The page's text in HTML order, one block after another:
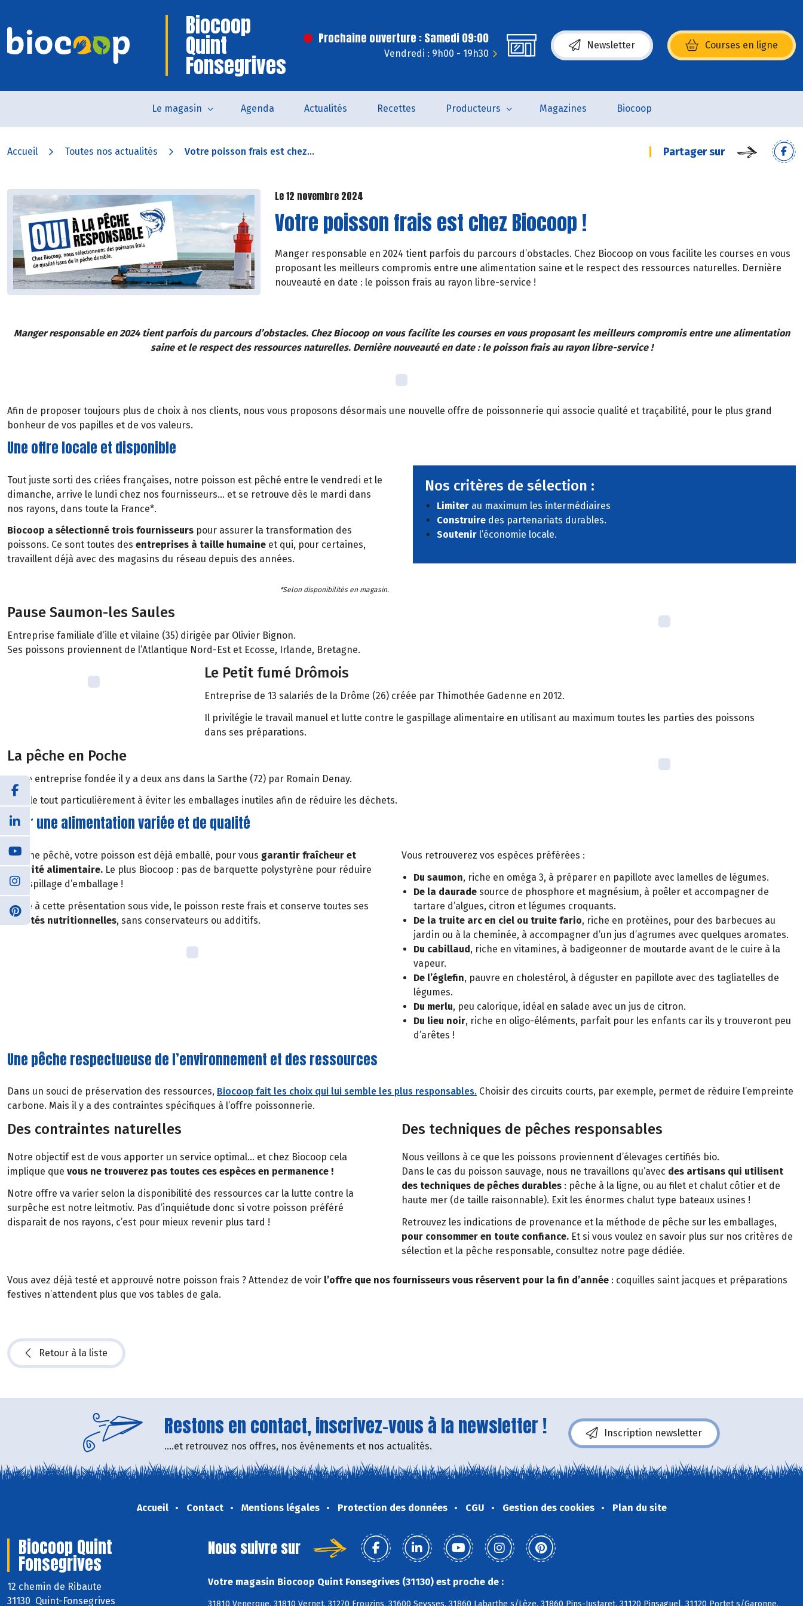
Biocoop
Quint
Fonsegrives
Prochaine ouverture : Samedi 09:00
Vendredi : 9h00 - 19h30
Newsletter Courses en ligne
(s’ouvre dans une nouvelle fenêtre)
Le magasin Agenda Actualités Recettes Producteurs Magazines Biocoop
Accueil Toutes nos actualités Votre poisson frais est chez... Partager sur
Le 12 novembre 2024
Votre poisson frais est chez Biocoop !
Manger responsable en 2024 tient parfois du parcours d’obstacles. Chez Biocoop on vous facilite les courses en vous
proposant les meilleurs compromis entre une alimentation saine et le respect des ressources naturelles. Dernière
nouveauté en date : le poisson frais au rayon libre-service !
Manger responsable en 2024 tient parfois du parcours d’obstacles. Chez Biocoop on vous facilite les courses en vous proposant les meilleurs compromis entre une alimentation
saine et le respect des ressources naturelles. Dernière nouveauté en date : le poisson frais au rayon libre-service !
Afin de proposer toujours plus de choix à nos clients, nous vous proposons désormais une nouvelle offre de poissonnerie qui associe qualité et traçabilité, pour le plus grand
bonheur de vos papilles et de vos valeurs.
Une offre locale et disponible
Tout juste sorti des criées françaises, notre poisson est pêché entre le vendredi et le
dimanche, arrive le lundi chez nos fournisseurs… et se retrouve dès le mardi dans
nos rayons, dans toute la France*.
Biocoop a sélectionné trois fournisseurs pour assurer la transformation des
poissons. Ce sont toutes des entreprises à taille humaine et qui, pour certaines,
travaillent déjà avec des magasins du réseau depuis des années.
*Selon disponibilités en magasin.
Nos critères de sélection :
Limiter au maximum les intermédiaires
Construire des partenariats durables.
Soutenir l’économie locale.
Pause Saumon-les Saules
Entreprise familiale d’ille et vilaine (35) dirigée par Olivier Bignon.
Ses poissons proviennent de l’Atlantique Nord-Est et Ecosse, Irlande, Bretagne.
Le Petit fumé Drômois
Entreprise de 13 salariés de la Drôme (26) créée par Thimothée Gadenne en 2012.
Il privilégie le travail manuel et lutte contre le gaspillage alimentaire en utilisant au maximum toutes les parties des poissons
dans ses préparations.
La pêche en Poche
Jeune entreprise fondée il y a deux ans dans la Sarthe (72) par Romain Denay.
Il veille tout particulièrement à éviter les emballages inutiles afin de réduire les déchets.
Pour une alimentation variée et de qualité
À peine pêché, votre poisson est déjà emballé, pour vous garantir fraîcheur et
sécurité alimentaire. Le plus Biocoop : pas de barquette polystyrène pour réduire
le gaspillage d’emballage !
Grâce à cette présentation sous vide, le poisson reste frais et conserve toutes ses
qualités nutritionnelles, sans conservateurs ou additifs.
Vous retrouverez vos espèces préférées :
Du saumon, riche en oméga 3, à préparer en papillote avec lamelles de légumes.
De la daurade source de phosphore et magnésium, à poêler et accompagner de
tartare d’algues, citron et légumes croquants.
De la truite arc en ciel ou truite fario, riche en protéines, pour des barbecues au
jardin ou à la cheminée, à accompagner d’un jus d’agrumes avec quelques aromates.
Du cabillaud, riche en vitamines, à badigeonner de moutarde avant de le cuire à la
vapeur.
De l’églefin, pauvre en cholestérol, à déguster en papillote avec des tagliatelles de
légumes.
Du merlu, peu calorique, idéal en salade avec un jus de citron.
Du lieu noir, riche en oligo-éléments, parfait pour les enfants car ils y trouveront peu
d’arêtes !
Une pêche respectueuse de l’environnement et des ressources
Dans un souci de préservation des ressources, Biocoop fait les choix qui lui semble les plus responsables. Choisir des circuits courts, par exemple, permet de réduire l’empreinte
carbone. Mais il y a des contraintes spécifiques à l’offre poissonnerie.
Des contraintes naturelles
Notre objectif est de vous apporter un service optimal… et chez Biocoop cela
implique que vous ne trouverez pas toutes ces espèces en permanence !
Notre offre va varier selon la disponibilité des ressources car la lutte contre la
surpêche est notre leitmotiv. Pas d’inquiétude donc si votre poisson préféré
disparait de nos rayons, c’est pour mieux revenir plus tard !
Des techniques de pêches responsables
Nous veillons à ce que les poissons proviennent d’élevages certifiés bio.
Dans le cas du poisson sauvage, nous ne travaillons qu’avec des artisans qui utilisent
des techniques de pêches durables : pêche à la ligne, ou au filet et chalut côtier et de
haute mer (de taille raisonnable). Exit les énormes chalut type bateaux usines !
Retrouvez les indications de provenance et la méthode de pêche sur les emballages,
pour consommer en toute confiance. Et si vous voulez en savoir plus sur nos critères de
sélection et la pêche responsable, consultez notre page dédiée.
Vous avez déjà testé et approuvé notre poisson frais ? Attendez de voir l’offre que nos fournisseurs vous réservent pour la fin d’année : coquilles saint jacques et préparations
festives n’attendent plus que vos tables de gala.
Retour à la liste
Restons en contact, inscrivez-vous à la newsletter !
....et retrouvez nos offres, nos événements et nos actualités.
Inscription newsletter
Accueil Contact Mentions légales Protection des données CGU Gestion des cookies Plan du site
Biocoop Quint
Fonsegrives
12 chemin de Ribaute
31130 Quint-Fonsegrives
Nous suivre sur
Votre magasin Biocoop Quint Fonsegrives (31130) est proche de :
31810 Venerque, 31810 Vernet, 31270 Frouzins, 31600 Seysses, 31860 Labarthe s/Lèze, 31860 Pins-Justaret, 31120 Pinsaguel, 31120 Portet s/Garonne,